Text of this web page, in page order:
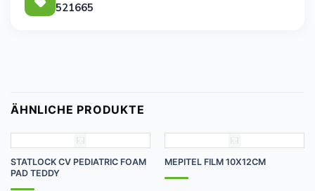
521665
ÄHNLICHE PRODUKTE
STATLOCK CV PEDIATRIC FOAM
PAD TEDDY
MEPITEL FILM 10X12CM